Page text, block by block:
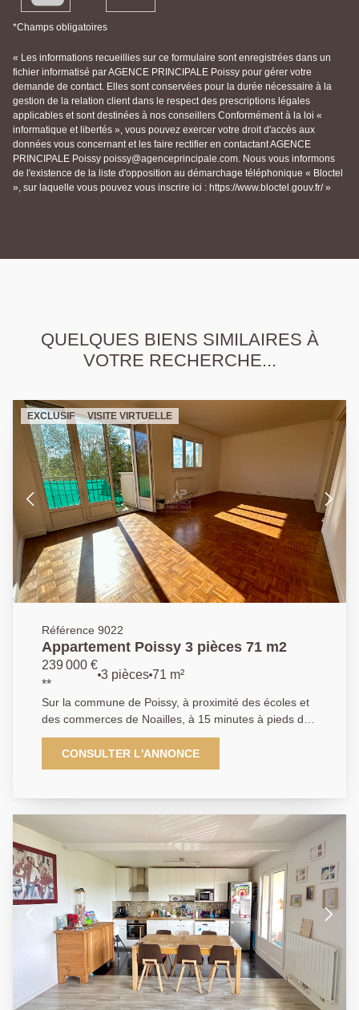
*Champs obligatoires
« Les informations recueillies sur ce formulaire sont enregistrées dans un
fichier informatisé par AGENCE PRINCIPALE Poissy pour gérer votre
demande de contact. Elles sont conservées pour la durée nécessaire à la
gestion de la relation client dans le respect des prescriptions légales
applicables et sont destinées à nos conseillers Conformément à la loi «
informatique et libertés », vous pouvez exercer votre droit d'accès aux
données vous concernant et les faire rectifier en contactant AGENCE
PRINCIPALE Poissy poissy@agenceprincipale.com. Nous vous informons
de l'existence de la liste d'opposition au démarchage téléphonique « Bloctel
», sur laquelle vous pouvez vous inscrire ici : https://www.bloctel.gouv.fr/ »
QUELQUES BIENS SIMILAIRES À
VOTRE RECHERCHE...
EXCLUSIF VISITE VIRTUELLE
Référence 9022
Appartement Poissy 3 pièces 71 m2
239 000 €
**
3 pièces 71 m²
Sur la commune de Poissy, à proximité des écoles et
des commerces de Noailles, à 15 minutes à pieds de
la gare de Poissy et à deux pas du futur arrêt de
tramway T13, Dans une petite copropriété, un
appartement traversant au 3ème et dernier étage,
balcon, une cuisine indépendante aménagée et
équipée. Un dégagement desservant une grande
salle de bains avec espace buanderie, deux belles
chambres avec rangements et des toilettes séparés.
Ce bien est complété par une cave et une place de
parking privative. AGENCE PRINCIPALE:
01.30.06.69.69 (collaborateur salarié J.A.)
CONSULTER L'ANNONCE